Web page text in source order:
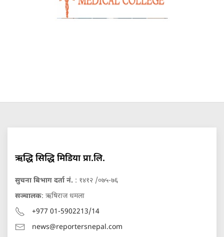
ऋद्धि सिद्धि मिडिया प्रा.लि.
सुचना बिभाग दर्ता नं. : १४१२ /०७५-७६
सञ्चालक: ऋषिराज धमला
+977 01-5902213/14
news@reportersnepal.com